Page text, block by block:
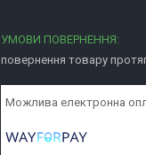
повернення товару